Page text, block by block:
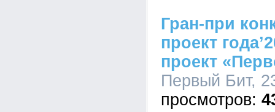
Гран-при
проект
проект
Первый Бит,